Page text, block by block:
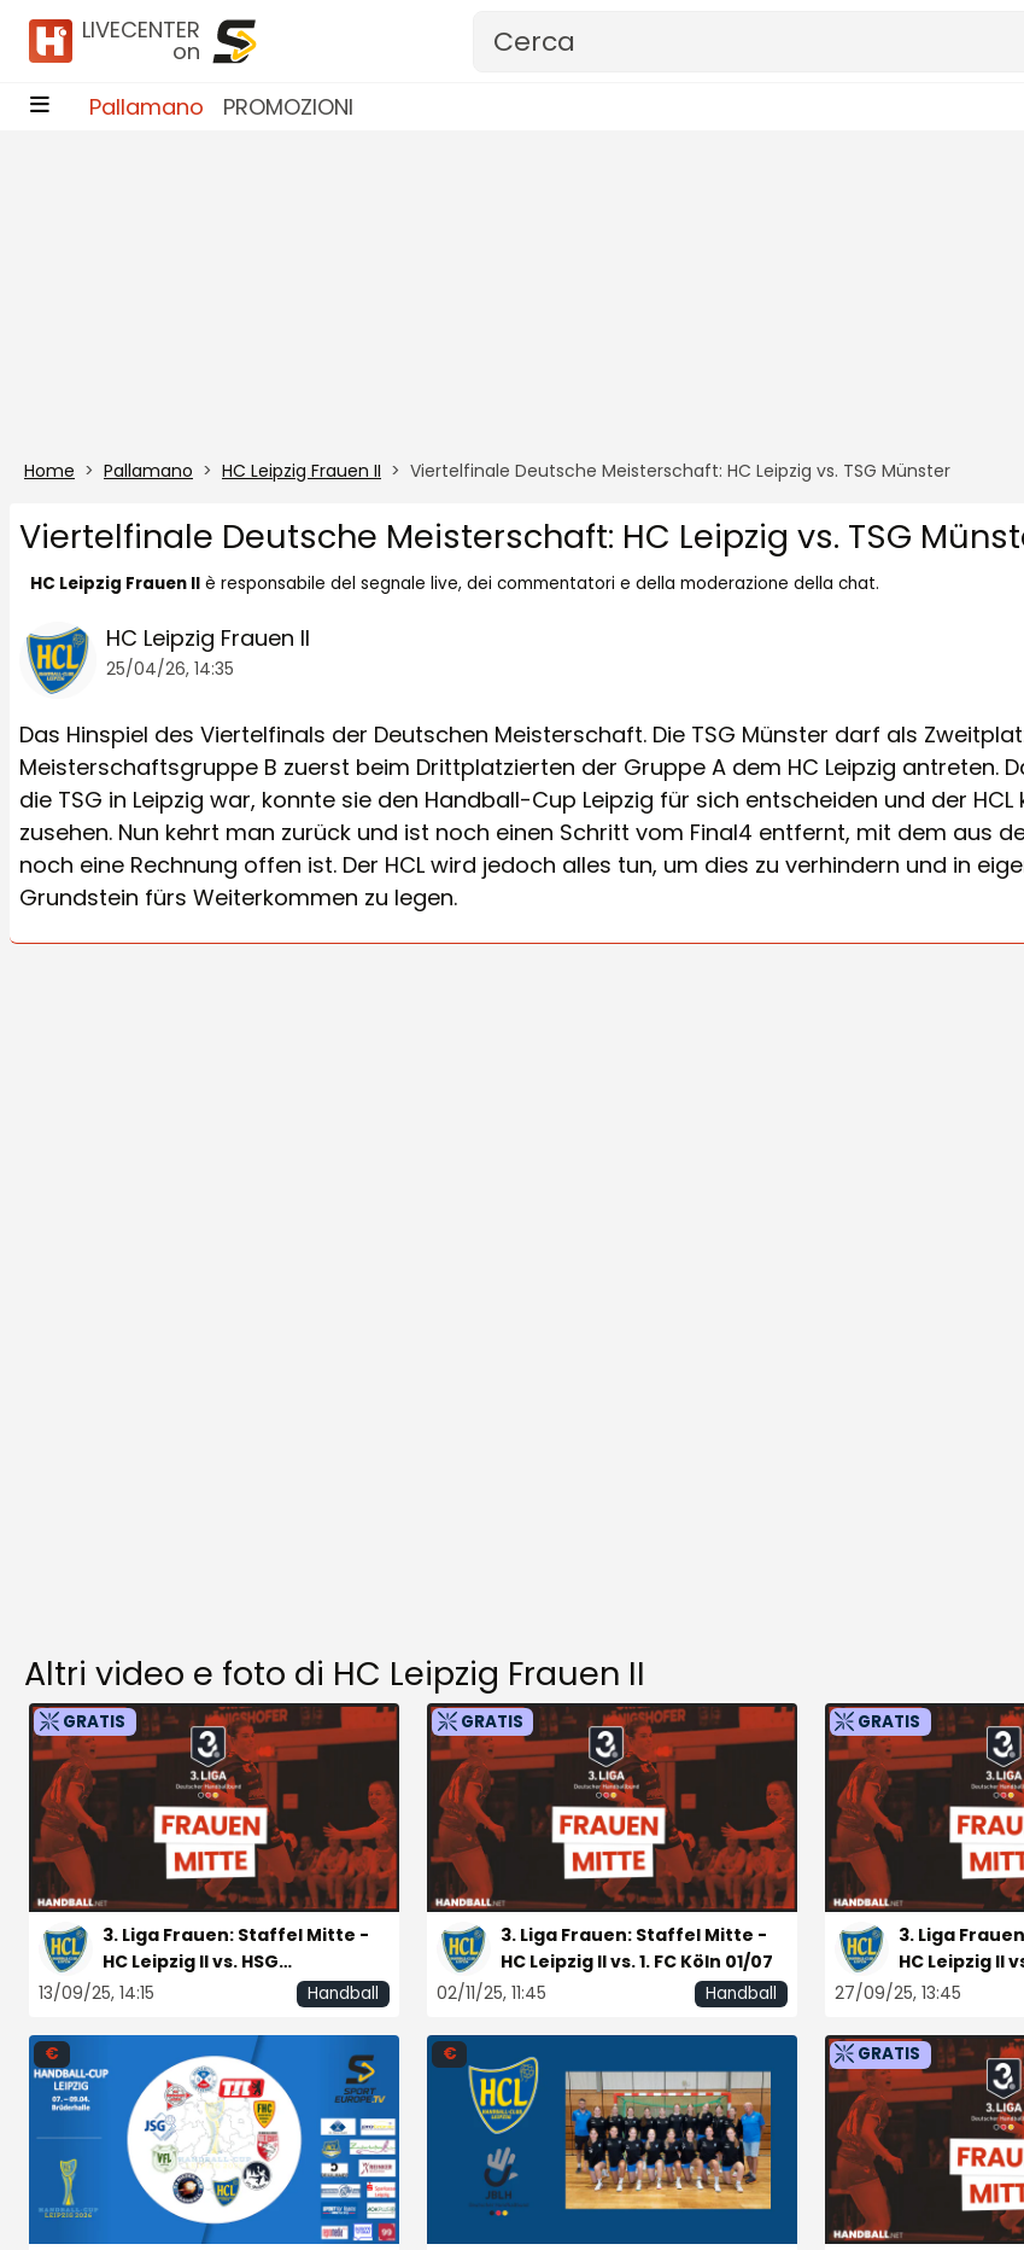
Vai al contenuto
LIVECENTER
on
Pallamano PROMOZIONI
Home Pallamano HC Leipzig Frauen II Viertelfinale Deutsche Meisterschaft: HC Leipzig vs. TSG Münster
Viertelfinale Deutsche Meisterschaft: HC Leipzig vs. TSG
HC Leipzig Frauen II è responsabile del segnale live, dei commentatori e della moderazione della chat.
HC Leipzig Frauen II
25/04/26, 14:35
Das Hinspiel des Viertelfinals der Deutschen Meisterschaft. Die TSG Münster darf als
Meisterschaftsgruppe B zuerst beim Drittplatzierten der Gruppe A dem HC Leipzig antreten.
die TSG in Leipzig war, konnte sie den Handball-Cup Leipzig für sich entscheiden und der HCL
zusehen. Nun kehrt man zurück und ist noch einen Schritt vom Final4 entfernt, mit dem aus
noch eine Rechnung offen ist. Der HCL wird jedoch alles tun, um dies zu verhindern und in
Grundstein fürs Weiterkommen zu legen.
Altri video e foto di HC Leipzig Frauen II
GRATIS
3. Liga Frauen: Staffel Mitte -
HC Leipzig II vs. HSG
Bensheim/Auerbach II
13/09/25, 14:15 Handball
GRATIS
3. Liga Frauen: Staffel Mitte -
HC Leipzig II vs. 1. FC Köln 01/07
02/11/25, 11:45
Handball
GRATIS
3. Liga
HC Leipzig II
27/09/25, 13:45
€ € GRATIS